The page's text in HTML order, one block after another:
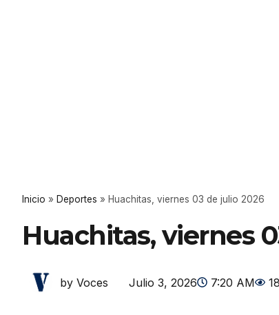
Inicio » Deportes » Huachitas, viernes 03 de julio 2026
Huachitas, viernes
by Voces Julio 3, 2026 7:20 AM